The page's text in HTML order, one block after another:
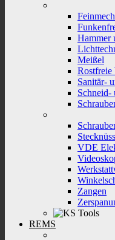
Hammer
Meißel
Rostfreie
Sanitär-
Schneid-
VDE
Zangen
REMS